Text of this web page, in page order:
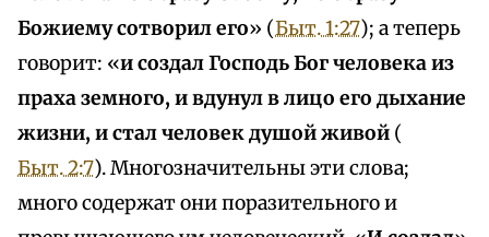
Божиему сотворил его» (Быт. 1:27); а теперь
говорит: «и создал Господь Бог человека из
праха земного, и вдунул в лицо его дыхание
жизни, и стал человек душой живой (
Быт. 2:7). Многозначительны эти слова;
много содержат они поразительного и